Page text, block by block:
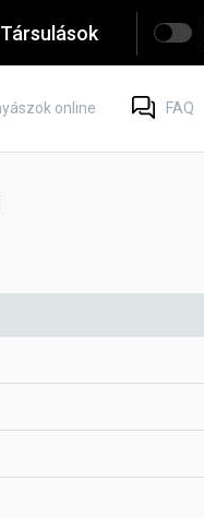
Társulások
online FAQ